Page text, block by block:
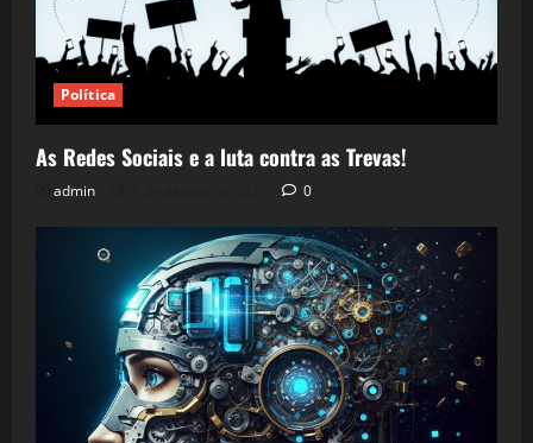
Política
As Redes Sociais e a luta contra as Trevas!
admin 0